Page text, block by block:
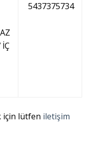
5437375734
için lütfen iletişim